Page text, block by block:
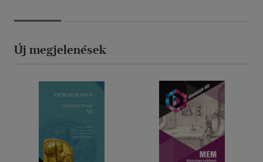
Új megjelenések